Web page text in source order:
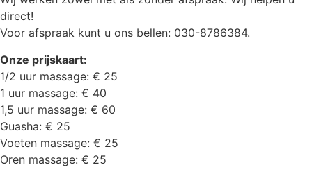
direct!
Voor afspraak kunt u ons bellen: 030-8786384.
Onze prijskaart:
1/2 uur massage: € 25
1 uur massage: € 40
1,5 uur massage: € 60
Guasha: € 25
Voeten massage: € 25
Oren massage: € 25